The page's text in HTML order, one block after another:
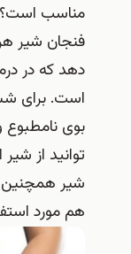
مناسب است؟
فنجان شیر
دهد که در
است. برای
بوی
توانید از
شیر همچنین
هم مورد